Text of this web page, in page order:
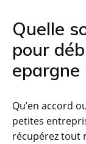
Quelle
pour
Qu’en accord
petites
récupérez tout